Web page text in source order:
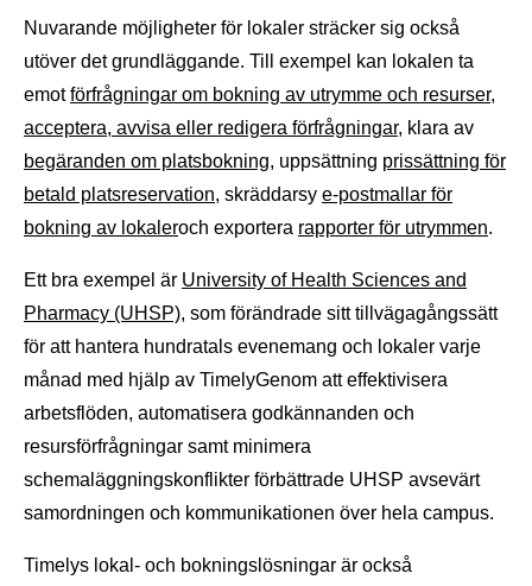
Nuvarande möjligheter för lokaler sträcker sig också
utöver det grundläggande. Till exempel kan lokalen ta
emotförfrågningar om bokning av utrymme och resurser,
acceptera, avvisa eller redigera förfrågningar, klara av
begäranden om platsbokning, uppsättning prissättning för
betald platsreservation, skräddarsy e-postmallar för
bokning av lokaleroch exportera rapporter för utrymmen.
Ett bra exempel är University of Health Sciences and
Pharmacy (UHSP), som förändrade sitt tillvägagångssätt
för att hantera hundratals evenemang och lokaler varje
månad med hjälp av TimelyGenom att effektivisera
arbetsflöden, automatisera godkännanden och
resursförfrågningar samt minimera
schemaläggningskonflikter förbättrade UHSP avsevärt
samordningen och kommunikationen över hela campus.
Timelys lokal- och bokningslösningar är också